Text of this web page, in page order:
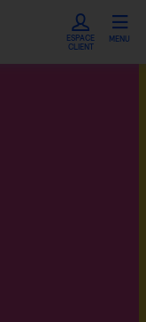
ESPACE
CLIENT
MENU